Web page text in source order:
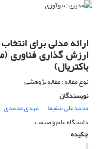
ارائه مدلی برای
ارزش گذاری فناوری
باکتریال)
نوع مقاله : مقاله پژوهشی
نویسندگان
محمدعلی شفیعا
مهدی محمدی
دانشگاه علم و صنعت
چکیده